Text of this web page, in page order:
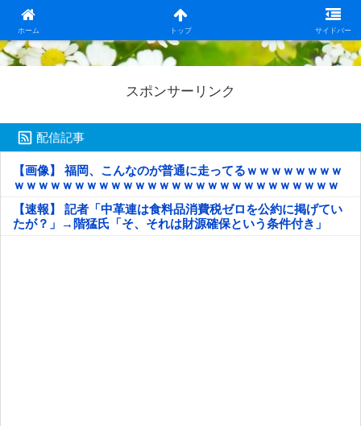
ホーム トップ サイドバー
日本第一！ニュース録
スポンサーリンク
配信記事
【画像】 福岡、こんなのが普通に走ってるｗｗｗｗｗｗｗｗ
ｗｗｗｗｗｗｗｗｗｗｗｗｗｗｗｗｗｗｗｗｗｗｗｗｗｗｗ
ｗｗｗｗｗ
【速報】 記者「中革連は食料品消費税ゼロを公約に掲げてい
たが？」→階猛氏「そ、それは財源確保という条件付き」